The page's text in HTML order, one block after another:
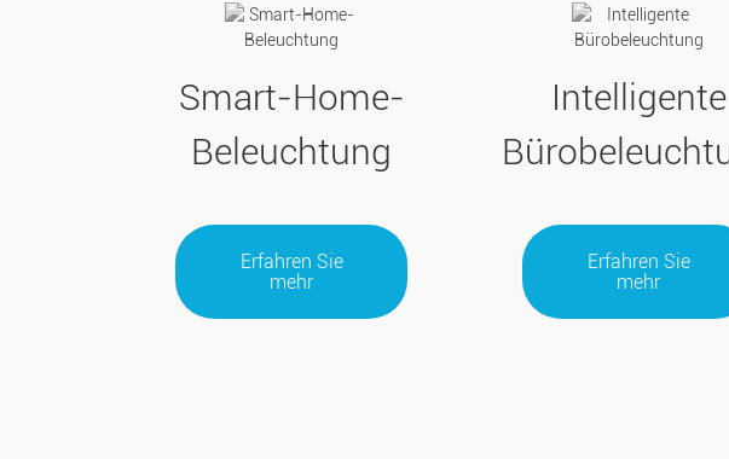
Smart-Home-
Beleuchtung
Erfahren Sie
mehr
Intelligente
Erfahren Sie
mehr